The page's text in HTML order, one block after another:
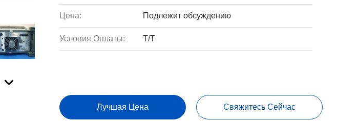
Цена: Подлежит обсуждению
Условия Оплаты: T/T
Лучшая Цена Свяжитесь Сейчас